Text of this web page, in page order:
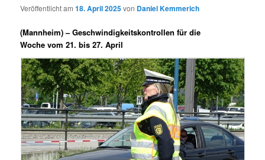
Veröffentlicht am18. April 2025von Daniel Kemmerich
(Mannheim) –Geschwindigkeitskontrollen für die
Woche vom 21. bis 27. April